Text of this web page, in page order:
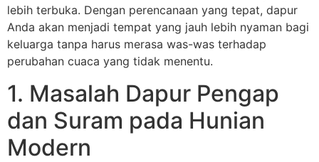
lebih terbuka. Dengan perencanaan yang tepat, dapur
Anda akan menjadi tempat yang jauh lebih nyaman bagi
keluarga tanpa harus merasa was-was terhadap
perubahan cuaca yang tidak menentu.
1. Masalah Dapur Pengap
dan Suram pada Hunian
Modern